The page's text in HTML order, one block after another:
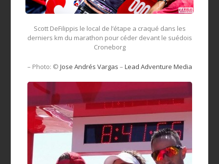
Scott DeFilippis le local de l’étape a craqué dans les
derniers km du marathon pour céder devant le suédois
Croneborg
– Photo: © Jose Andrés Vargas – Lead Adventure Media